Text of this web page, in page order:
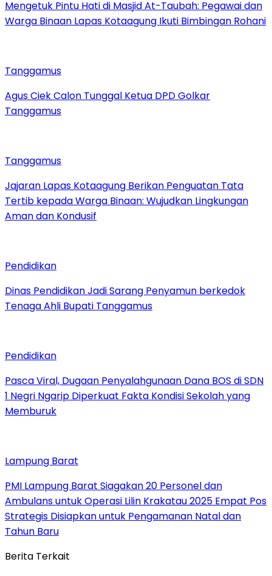
Mengetuk Pintu Hati di Masjid At-Taubah: Pegawai dan
Warga Binaan Lapas Kotaagung Ikuti Bimbingan Rohani
Tanggamus
Agus Ciek Calon Tunggal Ketua DPD Golkar
Tanggamus
Tanggamus
Jajaran Lapas Kotaagung Berikan Penguatan Tata
Tertib kepada Warga Binaan: Wujudkan Lingkungan
Aman dan Kondusif
Pendidikan
Dinas Pendidikan Jadi Sarang Penyamun berkedok
Tenaga Ahli Bupati Tanggamus
Pendidikan
Pasca Viral, Dugaan Penyalahgunaan Dana BOS di SDN
1 Negri Ngarip Diperkuat Fakta Kondisi Sekolah yang
Memburuk
Lampung Barat
PMI Lampung Barat Siagakan 20 Personel dan
Ambulans untuk Operasi Lilin Krakatau 2025 Empat Pos
Strategis Disiapkan untuk Pengamanan Natal dan
Tahun Baru
Berita Terkait